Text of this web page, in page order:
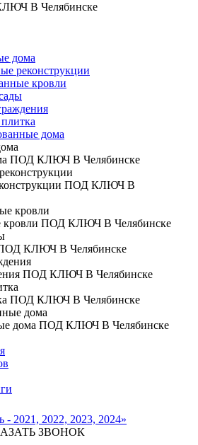
В Челябинске
дома
реконструкции
кровли
дома
ПОД КЛЮЧ В Челябинске
ПОД КЛЮЧ В
ПОД КЛЮЧ В Челябинске
КЛЮЧ В Челябинске
ПОД КЛЮЧ В Челябинске
ПОД КЛЮЧ В Челябинске
дома ПОД КЛЮЧ В Челябинске
- 2021, 2022, 2023, 2024»
ЗВОНОК